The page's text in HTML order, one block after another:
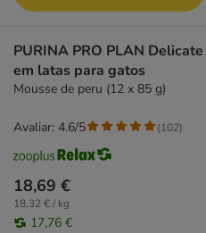
PURINA PRO PLAN Delicate
em latas para gatos
Mousse de peru (12 x 85 g)
18,69 €
18,32 € / kg
17,76 €
Avaliar: 4.6/5 (102)